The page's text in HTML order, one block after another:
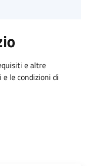
e altre
le condizioni di